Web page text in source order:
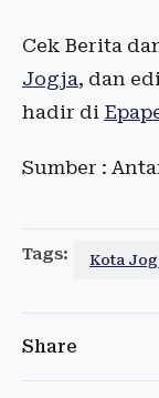
Cek Berita
Jogja, dan
hadir di
Sumber :
Tags: Kota
Share